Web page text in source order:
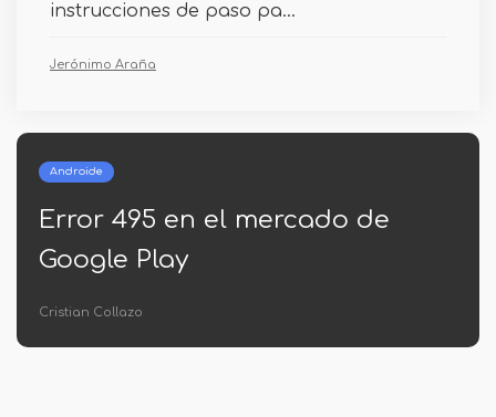
instrucciones de paso pa...
Jerónimo Araña
de
Cómo descargar